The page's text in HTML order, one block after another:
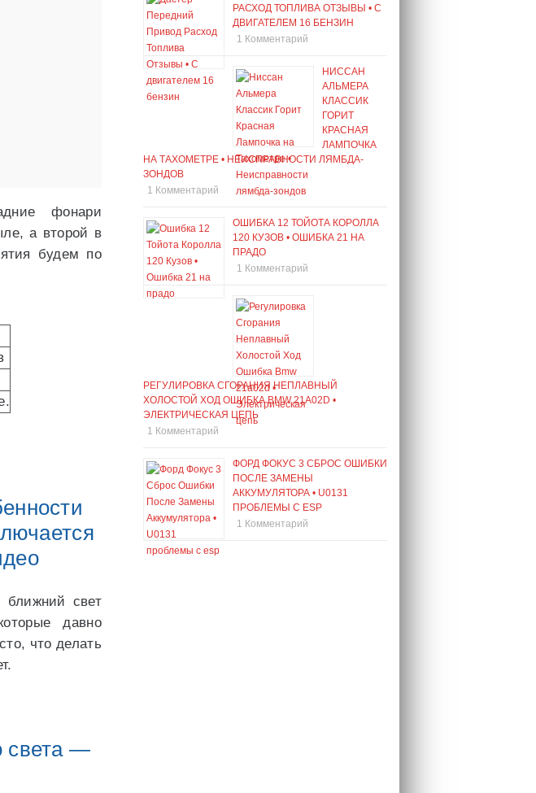
фонари
а второй в
будем по
ближний свет
давно
что делать
света —
РАСХОД ТОПЛИВА ОТЗЫВЫ • С
ДВИГАТЕЛЕМ 16 БЕНЗИН
1 Комментарий
НИССАН
АЛЬМЕРА
КЛАССИК
ГОРИТ
КРАСНАЯ
ЛАМПОЧКА
НА ТАХОМЕТРЕ • НЕИСПРАВНОСТИ ЛЯМБДА-
ЗОНДОВ
1 Комментарий
ОШИБКА 12 ТОЙОТА КОРОЛЛА
120 КУЗОВ • ОШИБКА 21 НА
ПРАДО
1 Комментарий
РЕГУЛИРОВКА СГОРАНИЯ НЕПЛАВНЫЙ
ХОЛОСТОЙ ХОД ОШИБКА BMW 21A02D •
ЭЛЕКТРИЧЕСКАЯ ЦЕПЬ
1 Комментарий
ФОРД ФОКУС 3 СБРОС ОШИБКИ
ПОСЛЕ ЗАМЕНЫ
АККУМУЛЯТОРА • U0131
ПРОБЛЕМЫ С ESP
1 Комментарий